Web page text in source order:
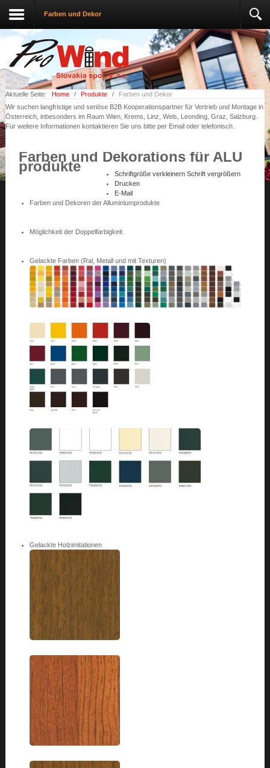
Farben und Dekor
Aktuelle Seite: Home / Produkte /
Farben und Dekor
Wir suchen langfristige und seriöse B2B Kooperationspartner für Vertrieb und Montage in
Österreich, inbesonders im Raum Wien, Krems, Linz, Wels, Leonding, Graz, Salzburg.
Für weitere Informationen kontaktieren Sie uns bitte per Email oder telefonisch.
Farben und Dekorations für ALU
produkte Schriftgröße verkleinern Schrift vergrößern
Drucken
E-Mail
Farben und Dekoren der Alluminiumprodukte
Möglichkeit der Doppelfarbigkeit
Gelackte Farben (Ral, Metall und mit Texturen)
Gelackte Holzimitationen